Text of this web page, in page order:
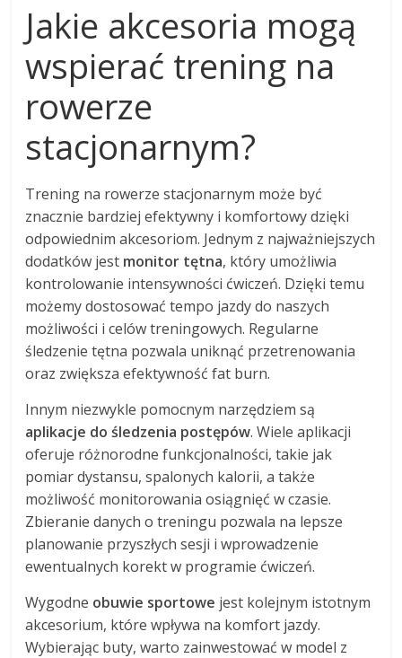
Jakie akcesoria mogą
wspierać trening na
rowerze
stacjonarnym?
Trening na rowerze stacjonarnym może być
znacznie bardziej efektywny i komfortowy dzięki
odpowiednim akcesoriom. Jednym z najważniejszych
dodatków jest monitor tętna, który umożliwia
kontrolowanie intensywności ćwiczeń. Dzięki temu
możemy dostosować tempo jazdy do naszych
możliwości i celów treningowych. Regularne
śledzenie tętna pozwala uniknąć przetrenowania
oraz zwiększa efektywność fat burn.
Innym niezwykle pomocnym narzędziem są
aplikacje do śledzenia postępów. Wiele aplikacji
oferuje różnorodne funkcjonalności, takie jak
pomiar dystansu, spalonych kalorii, a także
możliwość monitorowania osiągnięć w czasie.
Zbieranie danych o treningu pozwala na lepsze
planowanie przyszłych sesji i wprowadzenie
ewentualnych korekt w programie ćwiczeń.
Wygodne obuwie sportowe jest kolejnym istotnym
akcesorium, które wpływa na komfort jazdy.
Wybierając buty, warto zainwestować w model z